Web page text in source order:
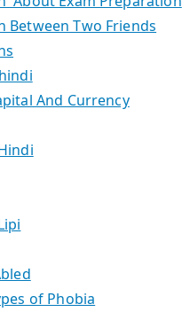
Between Two Friends
And Currency
of Phobia